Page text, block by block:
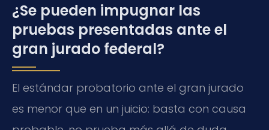
¿Se pueden impugnar las
pruebas presentadas ante el
gran jurado federal?
El estándar probatorio ante el gran jurado
es menor que en un juicio: basta con causa